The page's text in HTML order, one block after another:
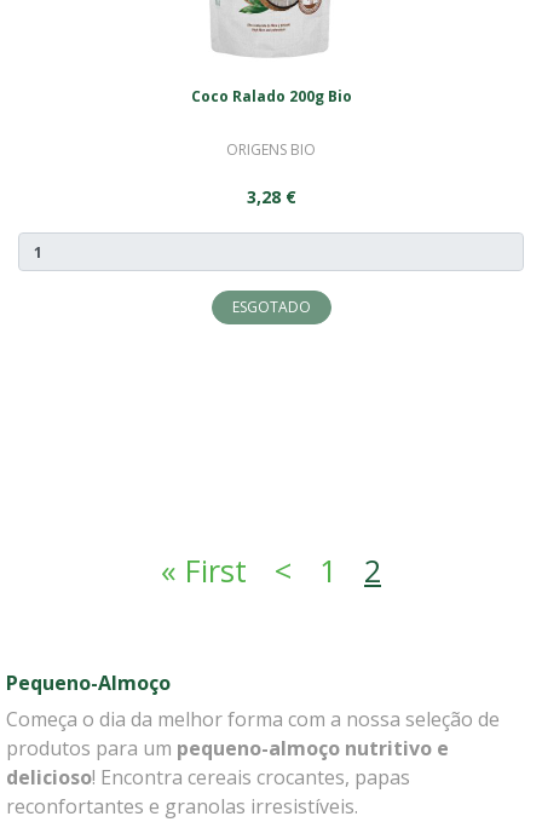
Coco Ralado 200g Bio
ORIGENS BIO
3,28 €
ESGOTADO
« First Primeira página
< Página anterior
1 2
Pequeno-Almoço
Começa o dia da melhor forma com a nossa seleção de
produtos para um pequeno-almoço nutritivo e
delicioso! Encontra cereais crocantes, papas
reconfortantes e granolas irresistíveis.